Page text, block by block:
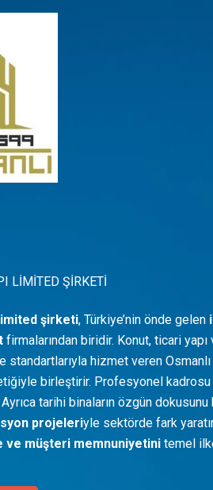
LİMİTED ŞİRKETİ
şirketi, Türkiye’nin önde gelen
firmalarından biridir. Konut, ticari
hizmet veren Osmanlı
birleştirir. Profesyonel kadrosu
tarihi binaların özgün dokusunu
projeleriyle sektörde fark
ve müşteri memnuniyetini temel